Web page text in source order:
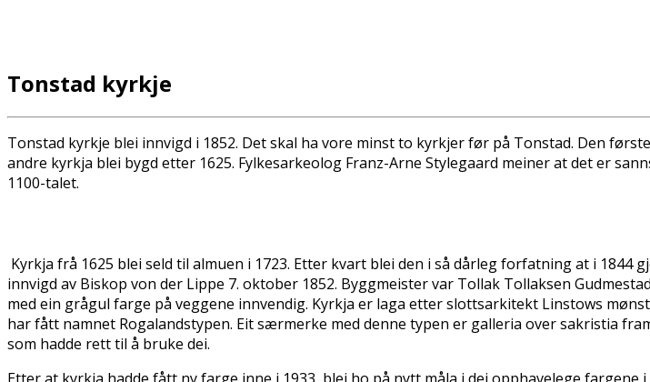
Tonstad kyrkje
Tonstad kyrkje blei innvigd i 1852. Det skal ha vore minst to kyrkjer før på Tonstad. Den
andre kyrkja blei bygd etter 1625. Fylkesarkeolog Franz-Arne Stylegaard meiner at det er
1100-talet.
Kyrkja frå 1625 blei seld til almuen i 1723. Etter kvart blei den i så dårleg forfatning at i
innvigd av Biskop von der Lippe 7. oktober 1852. Byggmeister var Tollak Tollaksen
med ein grågul farge på veggene innvendig. Kyrkja er laga etter slottsarkitekt Linstows
har fått namnet Rogalandstypen. Eit særmerke med denne typen er galleria over sakristia
som hadde rett til å bruke dei.